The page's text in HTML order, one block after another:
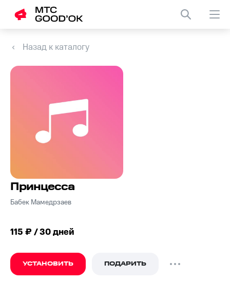
Назад к каталогу
Принцесса
Бабек Мамедрзаев
115 ₽ / 30 дней
УСТАНОВИТЬ ПОДАРИТЬ